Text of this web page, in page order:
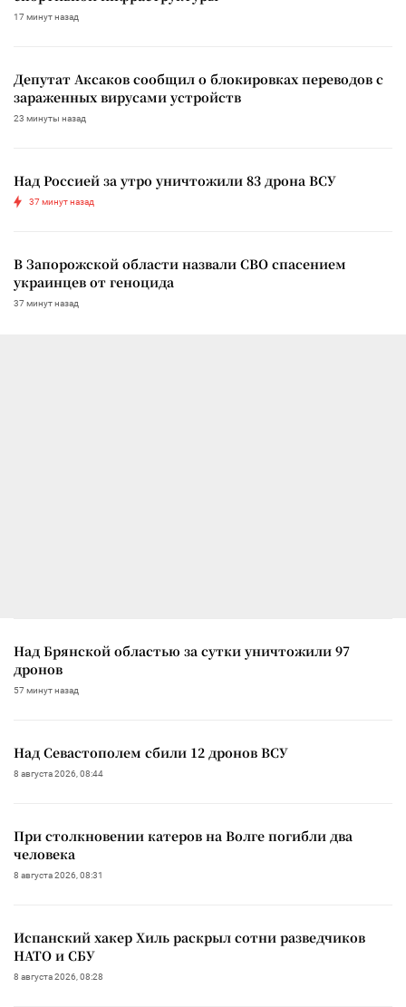
17 минут назад
Депутат Аксаков сообщил о блокировках переводов с
зараженных вирусами устройств
23 минуты назад
Над Россией за утро уничтожили 83 дрона ВСУ
37 минут назад
В Запорожской области назвали СВО спасением
украинцев от геноцида
37 минут назад
Над Брянской областью за сутки уничтожили 97
дронов
57 минут назад
Над Севастополем сбили 12 дронов ВСУ
8 августа 2026, 08:44
При столкновении катеров на Волге погибли два
человека
8 августа 2026, 08:31
Испанский хакер Хиль раскрыл сотни разведчиков
НАТО и СБУ
8 августа 2026, 08:28